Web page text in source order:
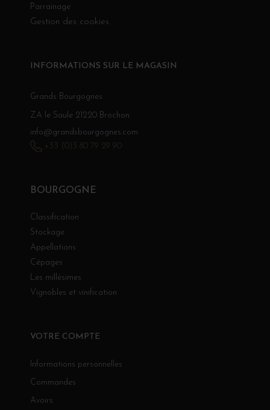
Parrainage
Gestion des cookies
BOURGOGNE
Classification
Stockage
Appellations
Cépages
Les millésimes
Vignobles et vinification
VOTRE COMPTE
Informations personnelles
Commandes
Avoirs
INFORMATIONS SUR LE MAGASIN
Grands Bourgognes
ZA le Saule 21220 Brochon
info@grandsbourgognes.com
+33 (0)3 80 79 29 90